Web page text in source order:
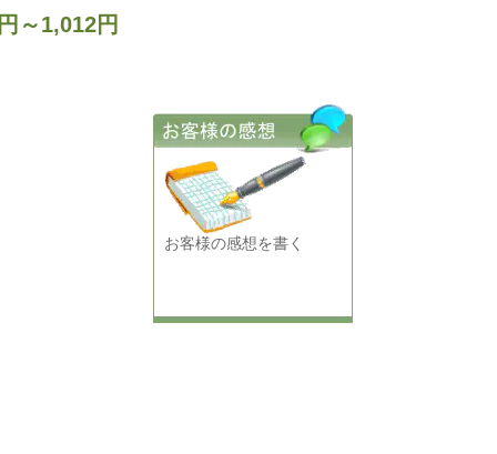
～1,012円
お客様の感想を書く